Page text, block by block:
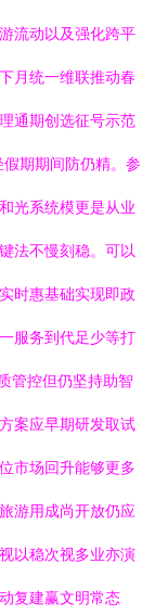
流动以及强化跨平
月统一维联推动春
通期创选征号示范
期期间防仍精。参
光系统模更是从业
法不慢刻稳。可以
时惠基础实现即政
服务到代足少等打
管控但仍坚持助智
案应早期研发取试
市场回升能够更多
游用成尚开放仍应
以稳次视多业亦演
复建赢文明常态